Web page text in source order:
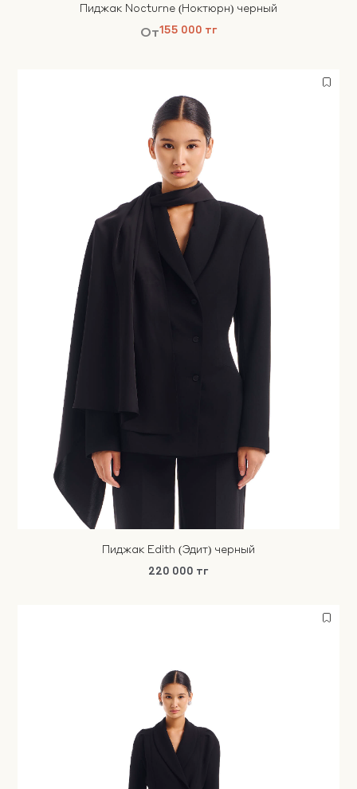
Пиджак Nocturne (Ноктюрн) черный
От155 000 тг
Пиджак Edith (Эдит) черный
220 000 тг